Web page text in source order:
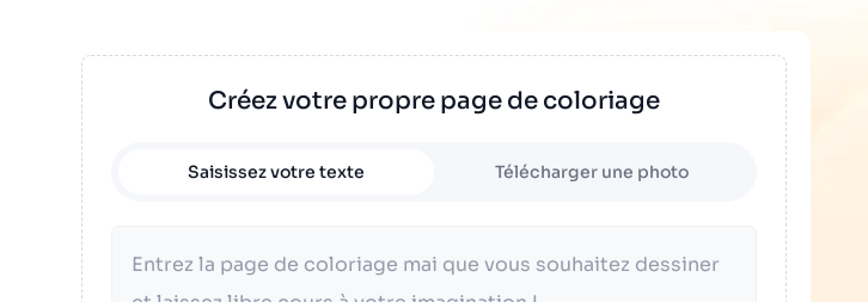
Créez votre propre page de coloriage
Saisissez votre texte Télécharger une photo